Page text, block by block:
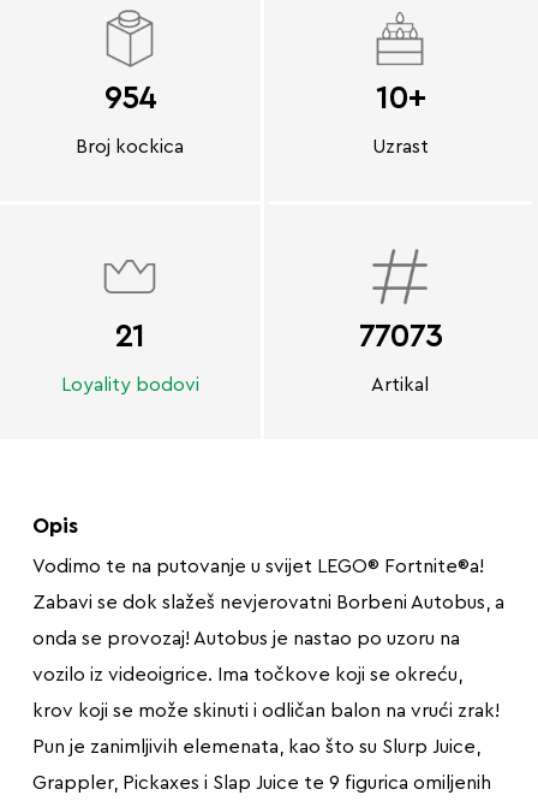
954
Broj kockica
10+
Uzrast
21
Loyality bodovi
77073
Artikal
Opis
Vodimo te na putovanje u svijet LEGO® Fortnite®a!
Zabavi se dok slažeš nevjerovatni Borbeni Autobus, a
onda se provozaj! Autobus je nastao po uzoru na
vozilo iz videoigrice. Ima točkove koji se okreću,
krov koji se može skinuti i odličan balon na vrući zrak!
Pun je zanimljivih elemenata, kao što su Slurp Juice,
Grappler, Pickaxes i Slap Juice te 9 figurica omiljenih